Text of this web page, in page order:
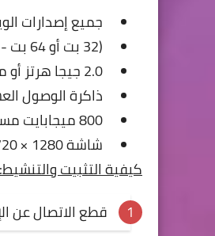
جميع إصدارات
(32 بت أو 64 بت - جميع الإصدارات)
2.0 جيجا هرتز أو معالج أسرع
ذاكرة الوصول العشوائي 2
800 ميجابايت مساحة حرة على القرص الصلب
شاشة 1280 × 720
كيفية التثبيت والتنشيط:
قطع الاتصال عن